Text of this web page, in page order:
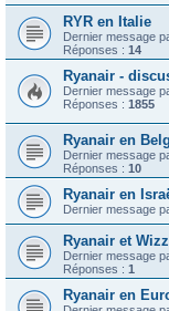
RYR en Italie
Dernier message
Réponses : 14
Ryanair -
Dernier message
Réponses : 1855
Ryanair en
Dernier message
Réponses : 10
Ryanair en
Dernier message
Ryanair et
Dernier message
Réponses : 1
Ryanair en